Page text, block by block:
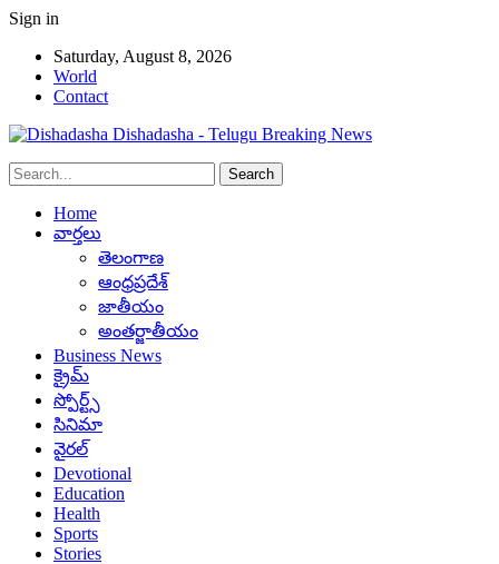
Sign in
Saturday, August 8, 2026
World
Contact
Dishadasha - Telugu Breaking News
Home
వార్తలు
తెలంగాణ
ఆంధ్రప్రదేశ్
జాతీయం
అంతర్జాతీయం
Business News
క్రైమ్
స్పోర్ట్స్
సినిమా
వైరల్
Devotional
Education
Health
Sports
Stories